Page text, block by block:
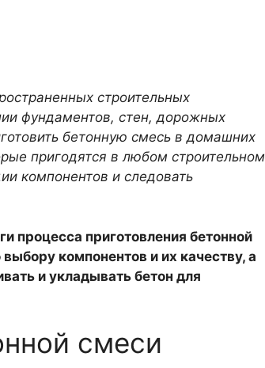
строительных
фундаментов, стен, дорожных
бетонную смесь в домашних
пригодятся в любом строительном
компонентов и следовать
процесса приготовления бетонной
компонентов и их качеству, а
и укладывать бетон для
смеси